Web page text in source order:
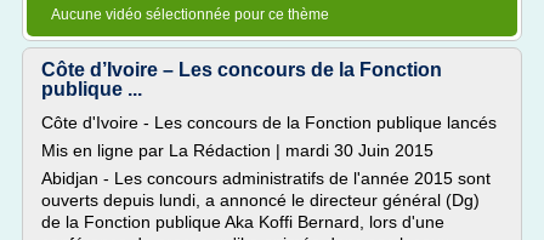
Aucune vidéo sélectionnée pour ce thème
Côte d’Ivoire – Les concours de la Fonction
publique ...
Côte d'Ivoire - Les concours de la Fonction publique lancés
Mis en ligne par La Rédaction | mardi 30 Juin 2015
Abidjan - Les concours administratifs de l'année 2015 sont
ouverts depuis lundi, a annoncé le directeur général (Dg)
de la Fonction publique Aka Koffi Bernard, lors d'une